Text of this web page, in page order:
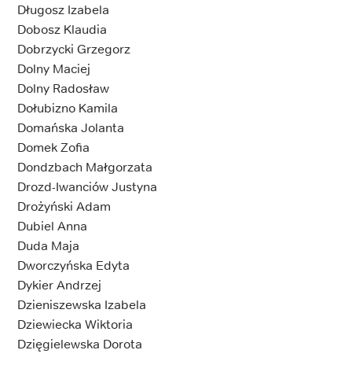
Długosz Izabela
Dobosz Klaudia
Dobrzycki Grzegorz
Dolny Maciej
Dolny Radosław
Dołubizno Kamila
Domańska Jolanta
Domek Zofia
Dondzbach Małgorzata
Drozd-Iwanciów Justyna
Drożyński Adam
Dubiel Anna
Duda Maja
Dworczyńska Edyta
Dykier Andrzej
Dzieniszewska Izabela
Dziewiecka Wiktoria
Dzięgielewska Dorota